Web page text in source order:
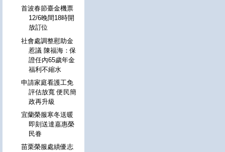
首波春節臺金機票
12/6晚間18時開
放訂位
社會處調整慰助金
惹議 陳福海：保
證任內65歲年金
福利不縮水
申請家庭看護工免
評估放寬 便民簡
政再升級
宜蘭榮服寒冬送暖
即刻送達嘉惠榮
民眷
苗栗榮服處績優志